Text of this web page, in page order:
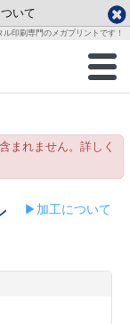
いて
印刷専門のメガプリントです！
まれません。詳しく
▶加工について